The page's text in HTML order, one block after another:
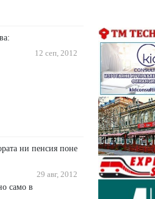
12 сеп, 2012
ни пенсия поне
29 авг, 2012
само в